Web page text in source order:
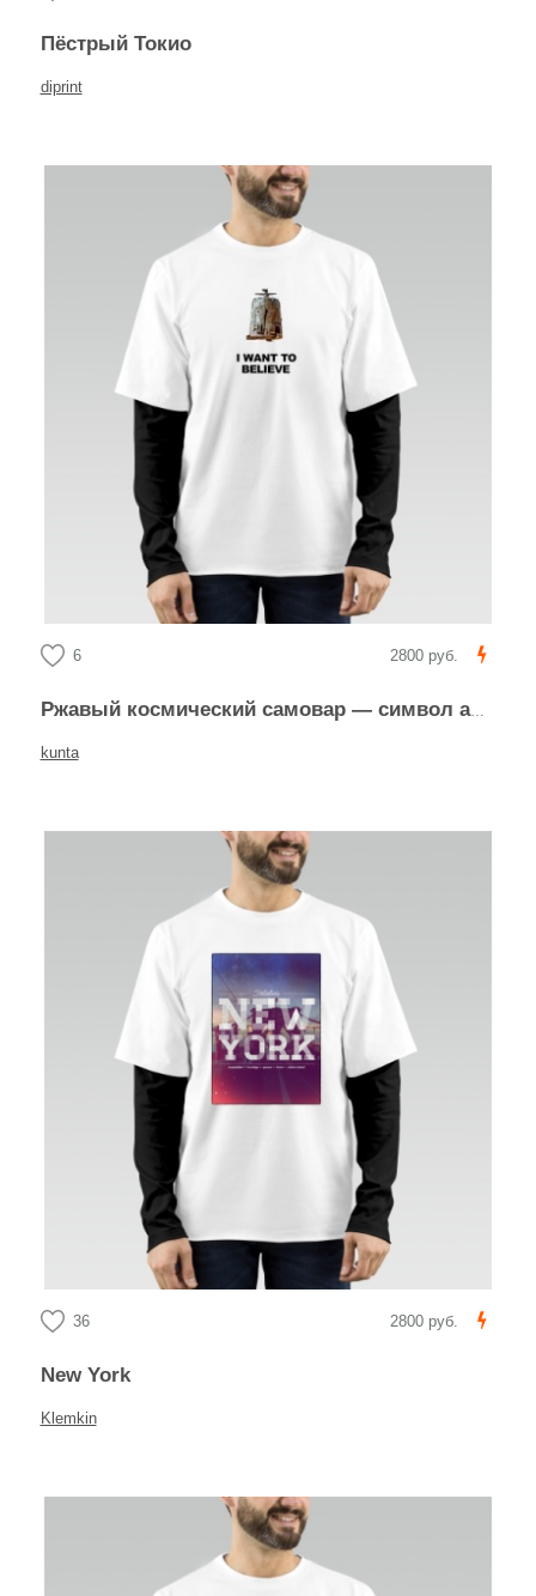
Пёстрый Токио
diprint
6 2800 руб.
Ржавый космический самовар — символ абсурдного оптимизма
kunta
36 2800 руб.
New York
Klemkin